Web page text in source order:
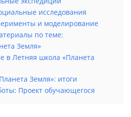
исследования
и моделирование
по теме:
Земля»
в Летняя школа «Планета
Земля»: итоги
Проект обучающегося